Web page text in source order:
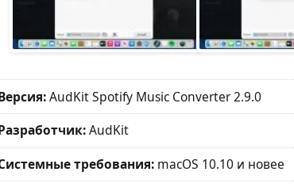
AudKit Spotify Music Converter 2.9.0
AudKit
требования: macOS 10.10 и новее